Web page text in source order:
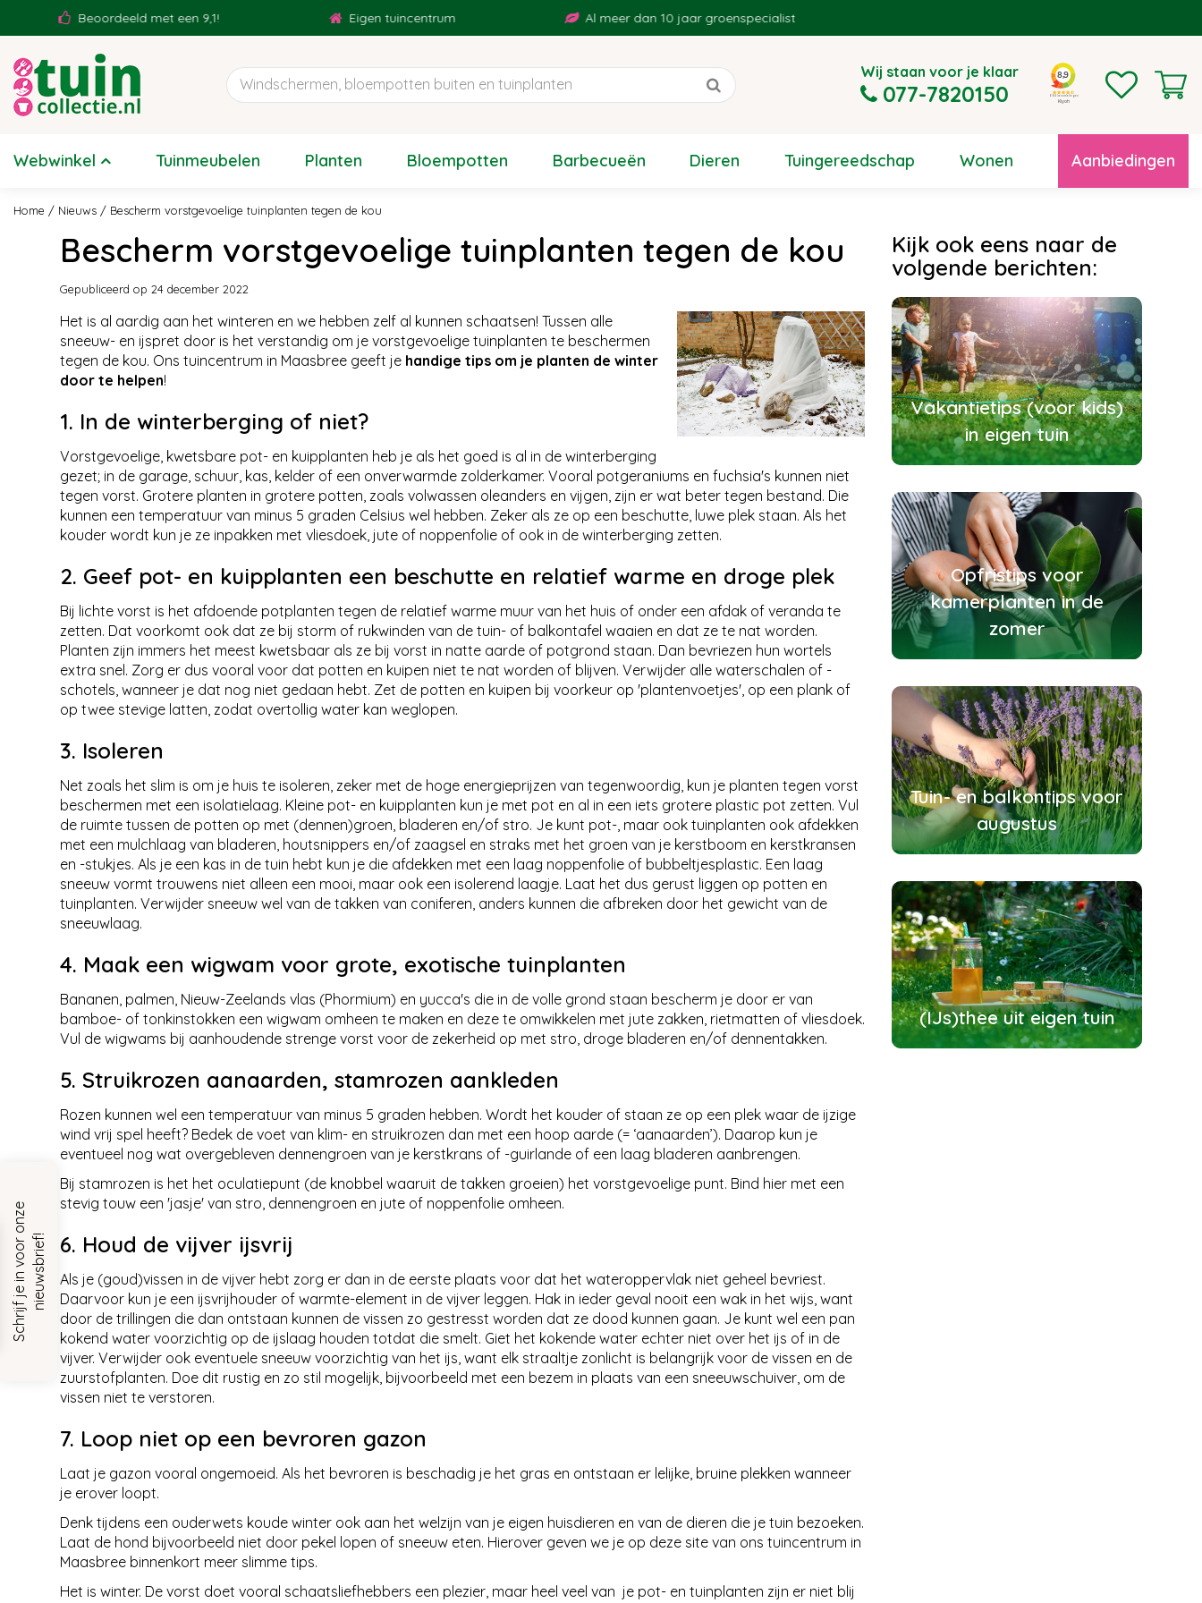
Home Nieuws Bescherm vorstgevoelige tuinplanten tegen de kou
Beoordeeld met een 9,1! Eigen tuincentrum Al meer dan 10 jaar groenspecialist
Wij staan voor je klaar
077-7820150
Webwinkel Tuinmeubelen Planten Bloempotten Barbecueën Dieren Tuingereedschap Wonen Aanbiedingen
Bescherm vorstgevoelige tuinplanten tegen de kou
Gepubliceerd op 24 december 2022
Het is al aardig aan het winteren en we hebben zelf al kunnen schaatsen! Tussen alle
sneeuw- en ijspret door is het verstandig om je vorstgevoelige tuinplanten te beschermen
tegen de kou. Ons tuincentrum in Maasbree geeft je handige tips om je planten de winter
door te helpen!
1. In de winterberging of niet?
Vorstgevoelige, kwetsbare pot- en kuipplanten heb je als het goed is al in de winterberging
gezet; in de garage, schuur, kas, kelder of een onverwarmde zolderkamer. Vooral potgeraniums en fuchsia's kunnen niet
tegen vorst. Grotere planten in grotere potten, zoals volwassen oleanders en vijgen, zijn er wat beter tegen bestand. Die
kunnen een temperatuur van minus 5 graden Celsius wel hebben. Zeker als ze op een beschutte, luwe plek staan. Als het
kouder wordt kun je ze inpakken met vliesdoek, jute of noppenfolie of ook in de winterberging zetten.
2. Geef pot- en kuipplanten een beschutte en relatief warme en droge plek
Bij lichte vorst is het afdoende potplanten tegen de relatief warme muur van het huis of onder een afdak of veranda te
zetten. Dat voorkomt ook dat ze bij storm of rukwinden van de tuin- of balkontafel waaien en dat ze te nat worden.
Planten zijn immers het meest kwetsbaar als ze bij vorst in natte aarde of potgrond staan. Dan bevriezen hun wortels
extra snel. Zorg er dus vooral voor dat potten en kuipen niet te nat worden of blijven. Verwijder alle waterschalen of -
schotels, wanneer je dat nog niet gedaan hebt. Zet de potten en kuipen bij voorkeur op 'plantenvoetjes', op een plank of
op twee stevige latten, zodat overtollig water kan weglopen.
3. Isoleren
Net zoals het slim is om je huis te isoleren, zeker met de hoge energieprijzen van tegenwoordig, kun je planten tegen vorst
beschermen met een isolatielaag. Kleine pot- en kuipplanten kun je met pot en al in een iets grotere plastic pot zetten. Vul
de ruimte tussen de potten op met (dennen)groen, bladeren en/of stro. Je kunt pot-, maar ook tuinplanten ook afdekken
met een mulchlaag van bladeren, houtsnippers en/of zaagsel en straks met het groen van je kerstboom en kerstkransen
en -stukjes. Als je een kas in de tuin hebt kun je die afdekken met een laag noppenfolie of bubbeltjesplastic. Een laag
sneeuw vormt trouwens niet alleen een mooi, maar ook een isolerend laagje. Laat het dus gerust liggen op potten en
tuinplanten. Verwijder sneeuw wel van de takken van coniferen, anders kunnen die afbreken door het gewicht van de
sneeuwlaag.
4. Maak een wigwam voor grote, exotische tuinplanten
Bananen, palmen, Nieuw-Zeelands vlas (Phormium) en yucca's die in de volle grond staan bescherm je door er van
bamboe- of tonkinstokken een wigwam omheen te maken en deze te omwikkelen met jute zakken, rietmatten of vliesdoek.
Vul de wigwams bij aanhoudende strenge vorst voor de zekerheid op met stro, droge bladeren en/of dennentakken.
5. Struikrozen aanaarden, stamrozen aankleden
Rozen kunnen wel een temperatuur van minus 5 graden hebben. Wordt het kouder of staan ze op een plek waar de ijzige
wind vrij spel heeft? Bedek de voet van klim- en struikrozen dan met een hoop aarde (= ‘aanaarden’). Daarop kun je
eventueel nog wat overgebleven dennengroen van je kerstkrans of -guirlande of een laag bladeren aanbrengen.
Bij stamrozen is het het oculatiepunt (de knobbel waaruit de takken groeien) het vorstgevoelige punt. Bind hier met een
stevig touw een 'jasje' van stro, dennengroen en jute of noppenfolie omheen.
6. Houd de vijver ijsvrij
Als je (goud)vissen in de vijver hebt zorg er dan in de eerste plaats voor dat het wateroppervlak niet geheel bevriest.
Daarvoor kun je een ijsvrijhouder of warmte-element in de vijver leggen. Hak in ieder geval nooit een wak in het wijs, want
door de trillingen die dan ontstaan kunnen de vissen zo gestresst worden dat ze dood kunnen gaan. Je kunt wel een pan
kokend water voorzichtig op de ijslaag houden totdat die smelt. Giet het kokende water echter niet over het ijs of in de
vijver. Verwijder ook eventuele sneeuw voorzichtig van het ijs, want elk straaltje zonlicht is belangrijk voor de vissen en de
zuurstofplanten. Doe dit rustig en zo stil mogelijk, bijvoorbeeld met een bezem in plaats van een sneeuwschuiver, om de
vissen niet te verstoren.
7. Loop niet op een bevroren gazon
Laat je gazon vooral ongemoeid. Als het bevroren is beschadig je het gras en ontstaan er lelijke, bruine plekken wanneer
je erover loopt.
Denk tijdens een ouderwets koude winter ook aan het welzijn van je eigen huisdieren en van de dieren die je tuin bezoeken.
Laat de hond bijvoorbeeld niet door pekel lopen of sneeuw eten. Hierover geven we je op deze site van ons tuincentrum in
Maasbree binnenkort meer slimme tips.
Het is winter. De vorst doet vooral schaatsliefhebbers een plezier, maar heel veel van je pot- en tuinplanten zijn er niet blij
Kijk ook eens naar de
volgende berichten:
Vakantietips (voor kids)
in eigen tuin
Opfristips voor
kamerplanten in de
zomer
Tuin- en balkontips voor
augustus
(IJs)thee uit eigen tuin
S
c
h
r
i
j
f
j
e
i
n
v
o
o
r
o
n
z
e
n
i
e
u
w
s
b
r
i
e
f!